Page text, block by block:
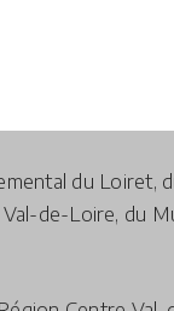
du Loiret,
de-Loire, du